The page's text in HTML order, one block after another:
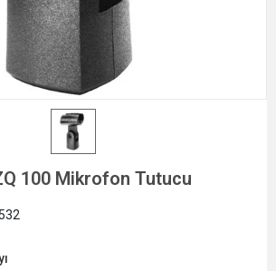
100 Mikrofon Tutucu